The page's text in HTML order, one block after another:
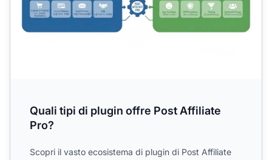
Quali tipi di plugin offre Post Affiliate
Pro?
Scopri il vasto ecosistema di plugin di Post Affiliate